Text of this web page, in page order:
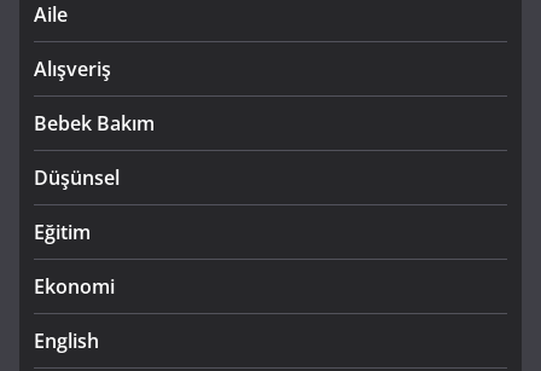
Aile
Alışveriş
Bebek Bakım
Düşünsel
Eğitim
Ekonomi
English